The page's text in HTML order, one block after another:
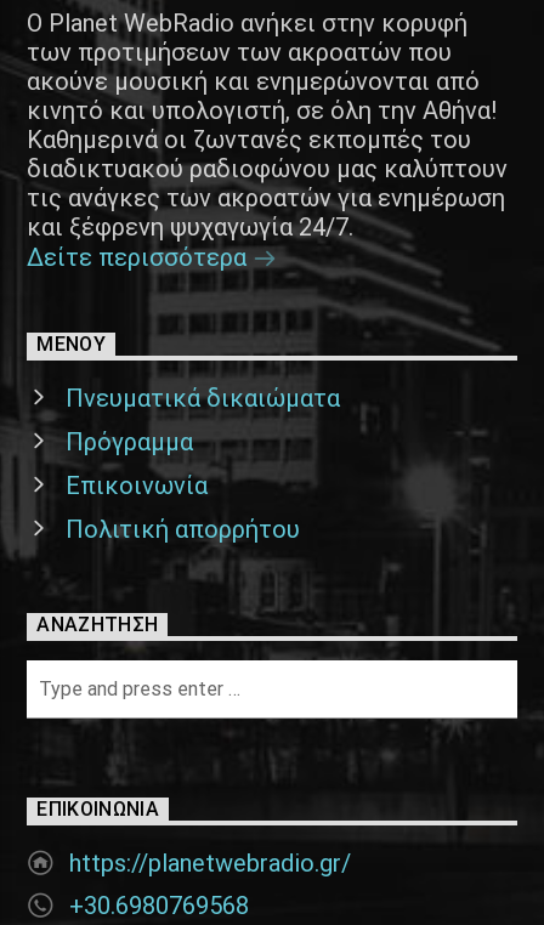
Ο Planet WebRadio ανήκει στην κορυφή
των προτιμήσεων των ακροατών που
ακούνε μουσική και ενημερώνονται από
κινητό και υπολογιστή, σε όλη την Αθήνα!
Καθημερινά οι ζωντανές εκπομπές του
διαδικτυακού ραδιοφώνου μας καλύπτουν
τις ανάγκες των ακροατών για ενημέρωση
και ξέφρενη ψυχαγωγία 24/7.
Δείτε περισσότερα
ΜΕΝΟΥ
Πνευματικά δικαιώματα
Πρόγραμμα
Επικοινωνία
Πολιτική απορρήτου
ΑΝΑΖΉΤΗΣΗ
ΕΠΙΚΟΙΝΩΝΊΑ
https://planetwebradio.gr/
+30.6980769568